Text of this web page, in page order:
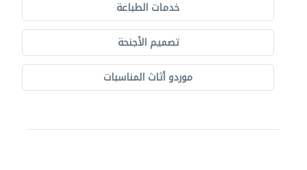
خدمات الطباعة
تصميم الأجنحة
موردو أثاث المناسبات